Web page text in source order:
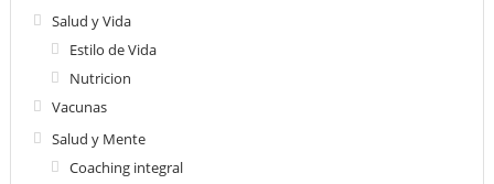
Salud y Vida
Estilo de Vida
Nutricion
Vacunas
Salud y Mente
Coaching integral